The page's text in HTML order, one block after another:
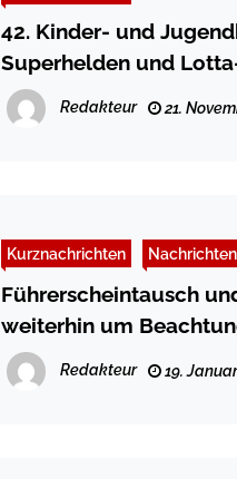
42. Kinder- und
Superhelden und
Redakteur 21.
Kurznachrichten Nachrichten
Führerscheintausch
weiterhin um
Maybachstraße
Redakteur 19.